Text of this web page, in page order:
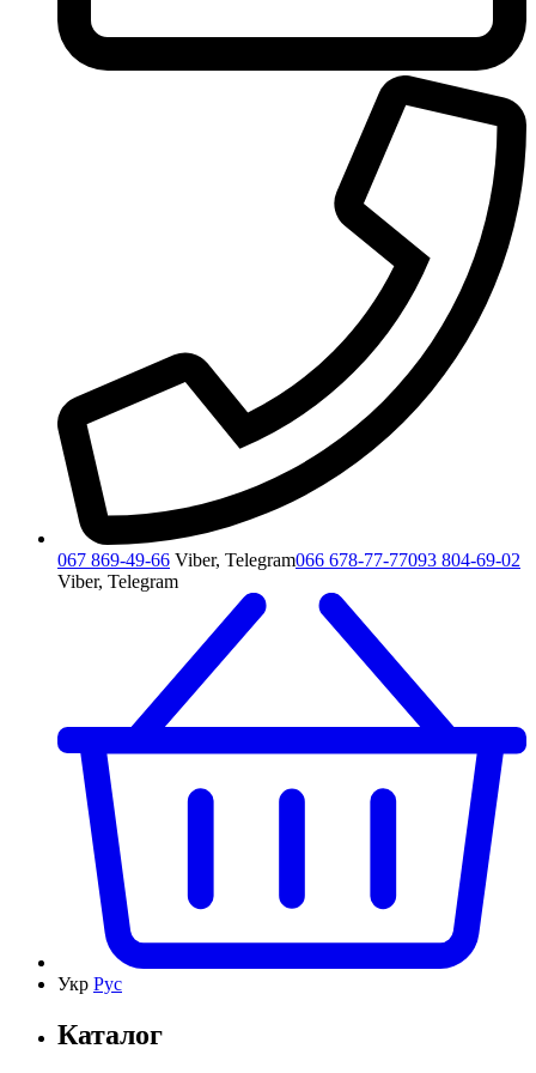
067 869-49-66 Viber, Telegram066 678-77-77093 804-69-02
Viber, Telegram
Укр Рус
Каталог